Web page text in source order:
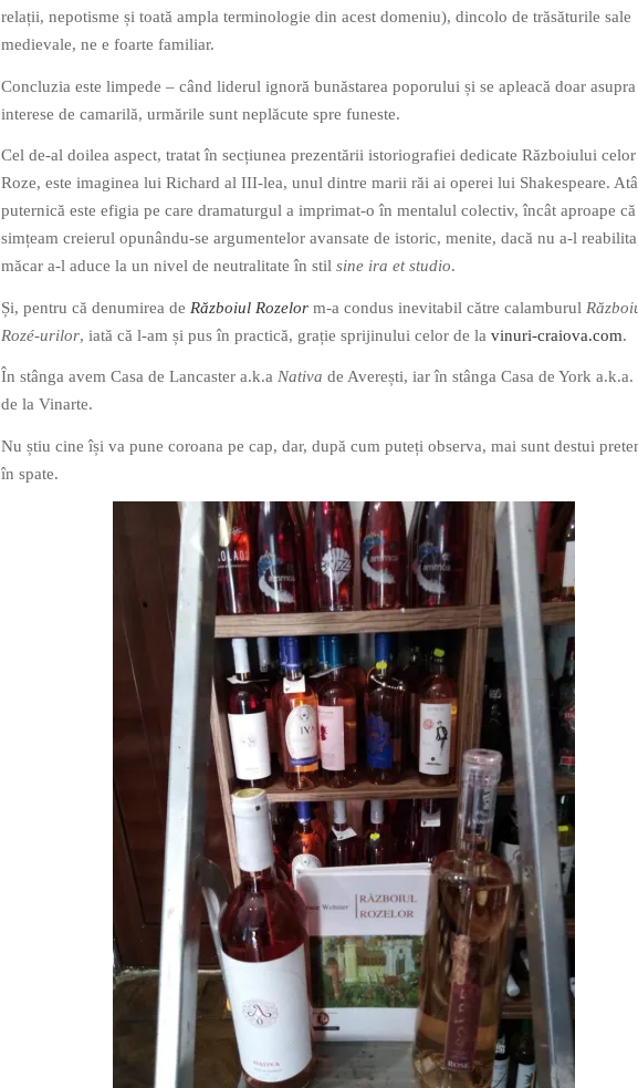
relații, nepotisme și toată ampla terminologie din acest domeniu), dincolo de trăsăturile sale
medievale, ne e foarte familiar.
Concluzia este limpede – când liderul ignoră bunăstarea poporului și se apleacă doar
interese de camarilă, urmările sunt neplăcute spre funeste.
Cel de-al doilea aspect, tratat în secțiunea prezentării istoriografiei dedicate Războiului
Roze, este imaginea lui Richard al III-lea, unul dintre marii răi ai operei lui Shakespeare.
puternică este efigia pe care dramaturgul a imprimat-o în mentalul colectiv, încât aproape
simțeam creierul opunându-se argumentelor avansate de istoric, menite, dacă nu a-l
măcar a-l aduce la un nivel de neutralitate în stil sine ira et studio.
Și, pentru că denumirea de Războiul Rozelor m-a condus inevitabil către calamburul
Rozé-urilor, iată că l-am și pus în practică, grație sprijinului celor de la vinuri-craiova.com.
În stânga avem Casa de Lancaster a.k.a Nativa de Averești, iar în stânga Casa de York a.k.a.
de la Vinarte.
Nu știu cine își va pune coroana pe cap, dar, după cum puteți observa, mai sunt destui
în spate.